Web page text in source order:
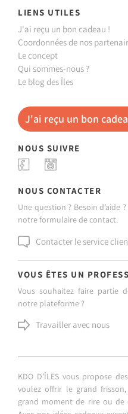
LIENS UTILES
J'ai reçu un bon cadeau !
Coordonnées de nos
Le concept
Qui sommes-nous ?
Le blog des Îles
J'ai reçu un bon
NOUS SUIVRE
NOUS CONTACTER
Une question ? Besoin d’aide
notre formulaire de contact.
Contacter le service
VOUS ÊTES UN
Vous souhaitez faire partie
notre plateforme ?
Travailler avec nous
KDO D’ÎLES vous propose des
voulez offrir le grand
grand moment de rire ou de